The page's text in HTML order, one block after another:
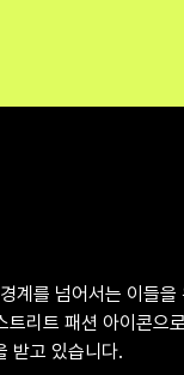
계를 넘어서는 이들
리트 패션 아이콘으
받고 있습니다.